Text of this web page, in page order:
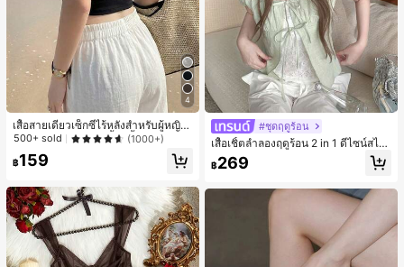
4
เสื้อสายเดี่ยวเซ็กซี่ไร้หลังสำหรับผู้หญิง
พร้อมบราแบบมีฟองน้ำ, เสื้อกล้ามแขน
500+ sold (1000+)
฿159
#ชุดฤดูร้อน
เสื้อเชิ้ตลำลองฤดูร้อน 2 in 1 ดีไซน์สไต
ล์เกาหลี แต่งลูกไม้ต่อผ้า
฿269